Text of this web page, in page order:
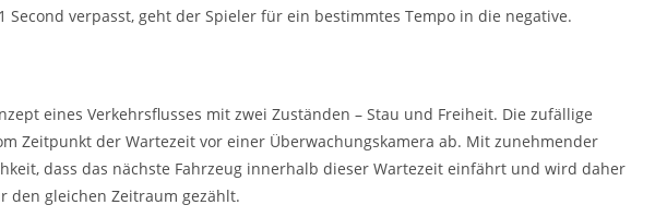
verpasst, geht der Spieler für ein bestimmtes Tempo in die negative.
eines Verkehrsflusses mit zwei Zuständen – Stau und Freiheit. Die zufällige
Zeitpunkt der Wartezeit vor einer Überwachungskamera ab. Mit zunehmender
dass das nächste Fahrzeug innerhalb dieser Wartezeit einfährt und wird daher
den gleichen Zeitraum gezählt.